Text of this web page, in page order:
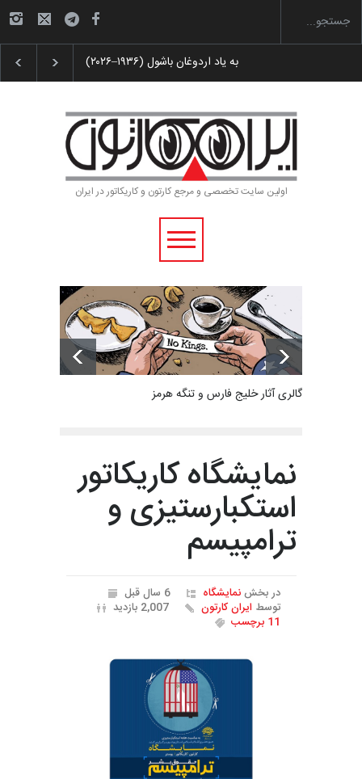
به یاد اردوغان باشول (۱۹۳۶–۲۰۲۶)
اولین سایت تخصصی و مرجع کارتون و کاریکاتور در ایران
گالری آثار خلیج فارس و تنگه هرمز
نمایشگاه کاریکاتور
استکبارستیزی و
ترامپیسم
در بخشنمایشگاه
6 سال قبل
توسط ایران کارتون
2,007 بازدید
11 برچسب